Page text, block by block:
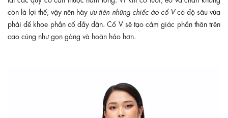
còn là lợi thế, vậy nên hãy ưu tiên những chiếc áo cổ Vcó độ sâu vừa
phải để khoe phần cổ đầy đặn. Cổ V sẽ tạo cảm giác phần thân trên
cao cũng như gọn gàng và hoàn hảo hơn.